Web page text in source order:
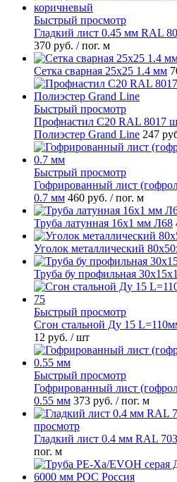
Быстрый просмотр
Гладкий лист 0.45 мм RAL
370 руб. / пог. м
Сетка сварная 25х25 1.4 мм
Быстрый просмотр
Профнастил С20 RAL 8017
Полиэстер Grand Line 247
Быстрый просмотр
Гофрированный лист
0.7 мм 460 руб. / пог. м
Труба латунная 16х1 мм Л68
Уголок металлический
Труба бу профильная
Быстрый просмотр
Сгон стальной Ду 15
12 руб. / шт
Быстрый просмотр
Гофрированный лист
0.55 мм 373 руб. / пог. м
просмотр
Гладкий лист 0.4 мм RAL
пог. м